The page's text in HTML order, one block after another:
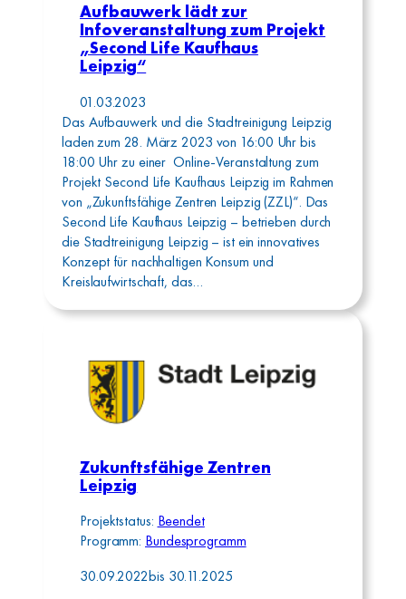
Aufbauwerk lädt zur
Infoveranstaltung zum Projekt
„Second Life Kaufhaus
Leipzig“
01.03.2023
Das Aufbauwerk und die Stadtreinigung Leipzig
laden zum 28. März 2023 von 16:00 Uhr bis
18:00 Uhr zu einer Online-Veranstaltung zum
Projekt Second Life Kaufhaus Leipzig im Rahmen
von „Zukunftsfähige Zentren Leipzig (ZZL)“. Das
Second Life Kaufhaus Leipzig – betrieben durch
die Stadtreinigung Leipzig – ist ein innovatives
Konzept für nachhaltigen Konsum und
Kreislaufwirtschaft, das…
Zukunftsfähige Zentren
Leipzig
Projektstatus: Beendet
Programm: Bundesprogramm
30.09.2022bis 30.11.2025